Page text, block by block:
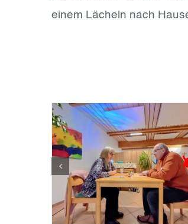
einem Lächeln nach